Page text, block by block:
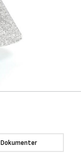
Dokumenter